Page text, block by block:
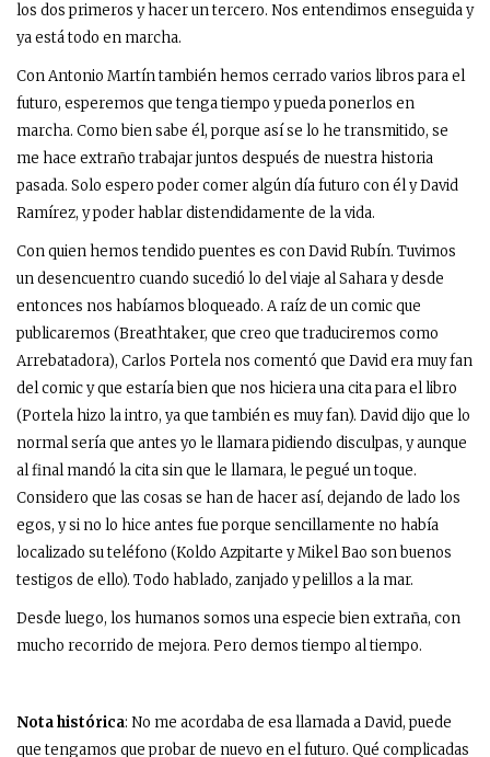
los dos primeros y hacer un tercero. Nos entendimos enseguida y
ya está todo en marcha.
Con Antonio Martín también hemos cerrado varios libros para el
futuro, esperemos que tenga tiempo y pueda ponerlos en
marcha. Como bien sabe él, porque así se lo he transmitido, se
me hace extraño trabajar juntos después de nuestra historia
pasada. Solo espero poder comer algún día futuro con él y David
Ramírez, y poder hablar distendidamente de la vida.
Con quien hemos tendido puentes es con David Rubín. Tuvimos
un desencuentro cuando sucedió lo del viaje al Sahara y desde
entonces nos habíamos bloqueado. A raíz de un comic que
publicaremos (Breathtaker, que creo que traduciremos como
Arrebatadora), Carlos Portela nos comentó que David era muy fan
del comic y que estaría bien que nos hiciera una cita para el libro
(Portela hizo la intro, ya que también es muy fan). David dijo que lo
normal sería que antes yo le llamara pidiendo disculpas, y aunque
al final mandó la cita sin que le llamara, le pegué un toque.
Considero que las cosas se han de hacer así, dejando de lado los
egos, y si no lo hice antes fue porque sencillamente no había
localizado su teléfono (Koldo Azpitarte y Mikel Bao son buenos
testigos de ello). Todo hablado, zanjado y pelillos a la mar.
Desde luego, los humanos somos una especie bien extraña, con
mucho recorrido de mejora. Pero demos tiempo al tiempo.
Nota histórica: No me acordaba de esa llamada a David, puede
que tengamos que probar de nuevo en el futuro. Qué complicadas